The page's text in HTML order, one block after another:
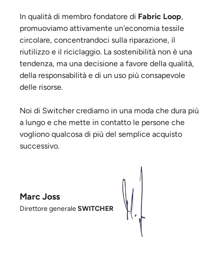
In qualità di membro fondatore di Fabric Loop,
promuoviamo attivamente un'economia tessile
circolare, concentrandoci sulla riparazione, il
riutilizzo e il riciclaggio. La sostenibilità non è una
tendenza, ma una decisione a favore della qualità,
della responsabilità e di un uso più consapevole
delle risorse.
Noi di Switcher crediamo in una moda che dura più
a lungo e che mette in contatto le persone che
vogliono qualcosa di più del semplice acquisto
successivo.
Marc Joss
Direttore generaleSWITCHER